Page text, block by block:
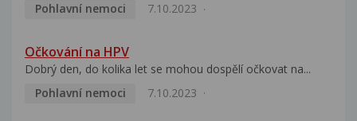
Pohlavní nemoci
7.10.2023
Očkování na HPV
Dobrý den, do kolika let se mohou dospělí očkovat na...
Pohlavní nemoci
7.10.2023